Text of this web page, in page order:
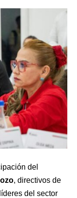
del
, directivos de
del sector